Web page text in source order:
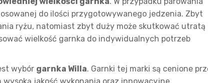
do ilości przygotowywanego jedzenia. Zbyt
ryżu, natomiast zbyt duży może skutkować utratą
wielkość garnka do indywidualnych potrzeb
wybór garnka Willa. Garnki tej marki są cenione